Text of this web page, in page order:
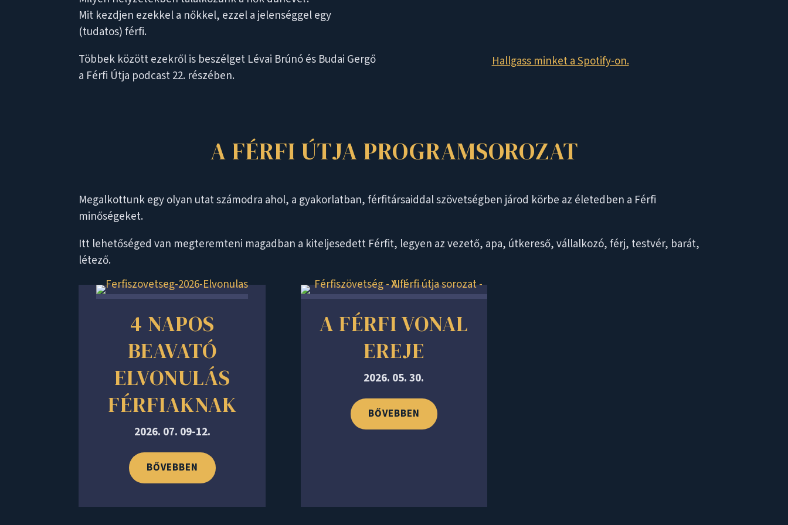
Mit kezdjen ezekkel a nőkkel, ezzel a jelenséggel egy
(tudatos) férfi.
Többek között ezekről is beszélget Lévai Brúnó és Budai Gergő
a Férfi Útja podcast 22. részében.
Hallgass minket a Spotify-on.
A FÉRFI ÚTJA PROGRAMSOROZAT
Megalkottunk egy olyan utat számodra ahol, a gyakorlatban, férfitársaiddal szövetségben járod körbe az életedben a Férfi
minőségeket.
Itt lehetőséged van megteremteni magadban a kiteljesedett Férfit, legyen az vezető, apa, útkereső, vállalkozó, férj, testvér, barát,
létező.
4 NAPOS
BEAVATÓ
ELVONULÁS
FÉRFIAKNAK
2026. 07. 09-12.
BŐVEBBEN
A FÉRFI VONAL
EREJE
2026. 05. 30.
BŐVEBBEN